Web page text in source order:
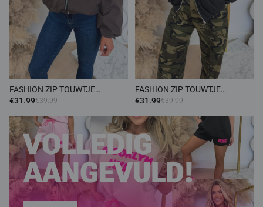
FASHION ZIP TOUWTJE
BOMBER CHOCO
€31.99€39.99
FASHION ZIP TOUWTJE
BOMBER BLACK
€31.99€39.99
VOLLEDIG
AANGEVULD!